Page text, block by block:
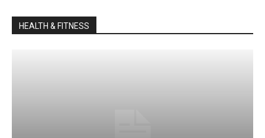
HEALTH & FITNESS